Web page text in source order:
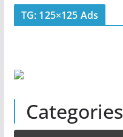
TG: 125×125 Ads
Categories